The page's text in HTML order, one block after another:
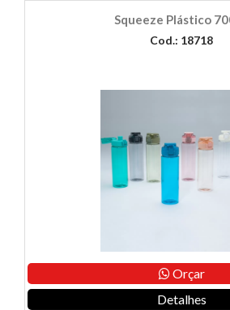
Squeeze Plástico
Cod.: 18718
Orçar
Detalhes